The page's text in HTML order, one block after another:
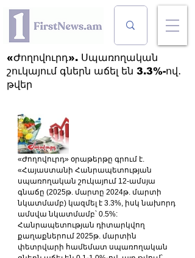
«Ժողովուրդ». Սպառողական
շուկայում գներն աճել են 3.3%-ով․
թվեր
«Ժողովուրդ» օրաթերթը գրում է.
«Հայաստանի Հանրապետության
սպառողական շուկայում 12-ամսյա
գնաճը (2025թ. մարտը 2024թ. մարտի
նկատմամբ) կազմել է 3.3%, իսկ նախորդ
ամսվա նկատմամբ՝ 0.5%:
Հանրապետության դիտարկվող
քաղաքներում 2025թ. մարտին
փետրվարի համեմատ սպառողական